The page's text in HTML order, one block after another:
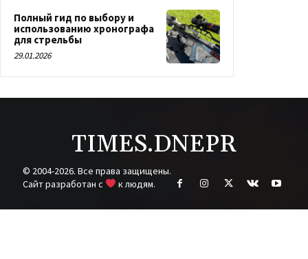
Полный гид по выбору и
использованию хронографа
для стрельбы
29.01.2026
TIMES.DNEPR
© 2004-2026. Все права защищены.
Cайт разработан с
к людям.